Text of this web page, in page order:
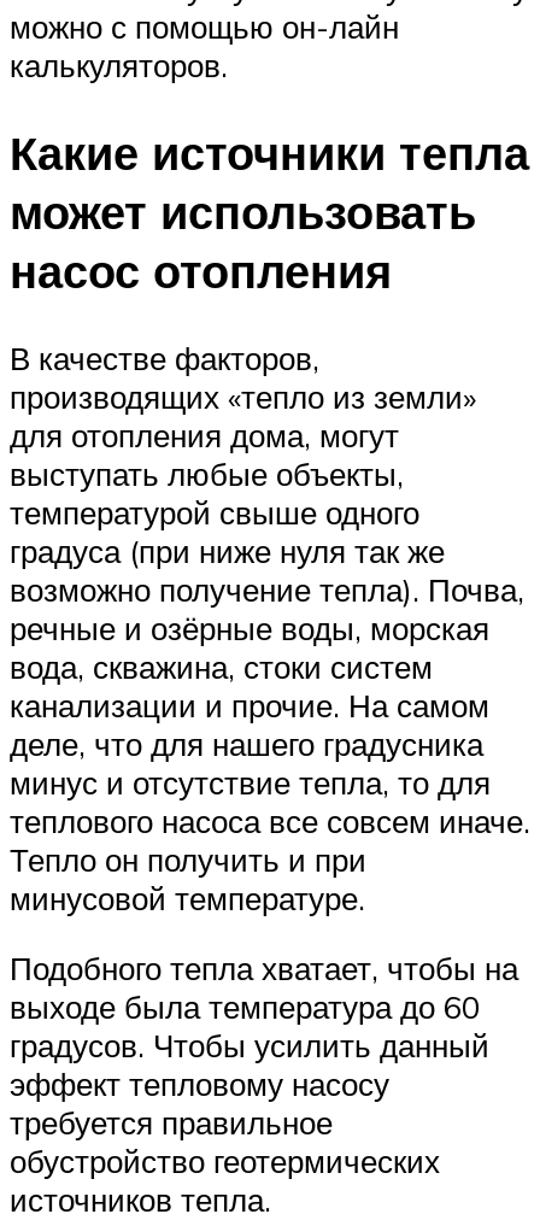
можно с помощью он-лайн
калькуляторов.
Какие источники тепла
может использовать
насос отопления
В качестве факторов,
производящих «тепло из земли»
для отопления дома, могут
выступать любые объекты,
температурой свыше одного
градуса (при ниже нуля так же
возможно получение тепла). Почва,
речные и озёрные воды, морская
вода, скважина, стоки систем
канализации и прочие. На самом
деле, что для нашего градусника
минус и отсутствие тепла, то для
теплового насоса все совсем иначе.
Тепло он получить и при
минусовой температуре.
Подобного тепла хватает, чтобы на
выходе была температура до 60
градусов. Чтобы усилить данный
эффект тепловому насосу
требуется правильное
обустройство геотермических
источников тепла.